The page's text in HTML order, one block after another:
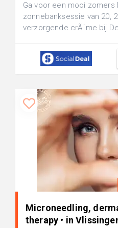
Ga voor een mooi zomers
zonnebanksessie van 20,
verzorgende crÃ¨me bij
Microneedling,
therapy • in